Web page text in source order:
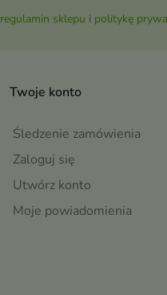
regulamin sklepu i politykę
Twoje konto
Śledzenie zamówienia
Zaloguj się
Utwórz konto
Moje powiadomienia